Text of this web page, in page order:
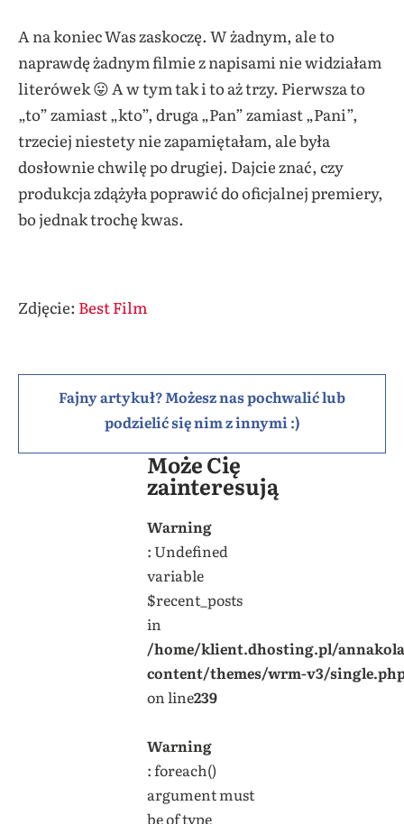
A na koniec Was zaskoczę. W żadnym, ale to
naprawdę żadnym filmie z napisami nie widziałam
literówek 😛 A w tym tak i to aż trzy. Pierwsza to
„to” zamiast „kto”, druga „Pan” zamiast „Pani”,
trzeciej niestety nie zapamiętałam, ale była
dosłownie chwilę po drugiej. Dajcie znać, czy
produkcja zdążyła poprawić do oficjalnej premiery,
bo jednak trochę kwas.
Zdjęcie: Best Film
Fajny artykuł? Możesz nas pochwalić lub
podzielić się nim z innymi :)
Może Cię
zainteresują
Warning
: Undefined
variable
$recent_posts
in
/home/klient.dhosting.pl/
content/themes/wrm-v3/
on line239
Warning
: foreach()
argument must
be of type